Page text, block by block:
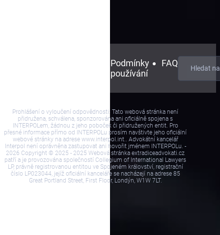
Podmínky
používání
FAQ
Prohlášení o vyloučení odpovědnosti: Tato webová stránka není
přidružena, schválena, sponzorována ani oficiálně spojena s
INTERPOLem, žádnou z jeho poboček či přidružených entit. Pro
přesné informace přímo od INTERPOLu prosím navštivte jeho oficiální
webové stránky na adrese www.interpol.int.. Advokátní kancelář
Interpol není oprávněna zastupovat ani hovořit jménem INTERPOLu. -
2026 Copyright © 2025 - 2025 Webová stránka extradiceadvokati.cz
patří a je provozována společností Collegium of International Lawyers
LP, právně registrovanou entitou ve Spojeném království, registrační
číslo LP023044, jejíž oficiální kanceláře se nacházejí na adrese 85
Great Portland Street, First Floor, Londýn, W1W 7LT.